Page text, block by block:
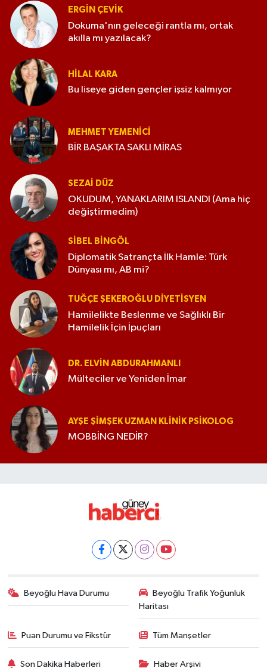
ERGIN ÇEVİK
Dokuma'nın geleceği rantla mı, ortak
akılla mı yazılacak?
HILAL KARA
Bu liseye giden gençler işsiz kalmıyor
MEHMET YEMENICI
BİR BAŞAKTA SAKLI MİRAS
SEZAI DÜZ
OKUDUM, YANAKLARIM ISLANDI (Ama hiç
değiştirmedim)
SIBEL BINGÖL
Diplomatik Satrançta İlk Hamle: Türk
Dünyası mı, AB mi?
TUĞÇE ŞEKEROĞLU DIYETISYEN
Hamilelikte Beslenme ve Sağlıklı Bir
Hamilelik İçin İpuçları
DR. ELVIN ABDURAHMANLI
Mülteciler ve Yeniden İmar
AYŞE ŞIMŞEK UZMAN KLINIK PSIKOLOG
MOBBİNG NEDİR?
Beyoğlu Hava Durumu
Beyoğlu Trafik Yoğunluk
Haritası
Puan Durumu ve Fikstür Tüm Manşetler
Son Dakika Haberleri Haber Arşivi